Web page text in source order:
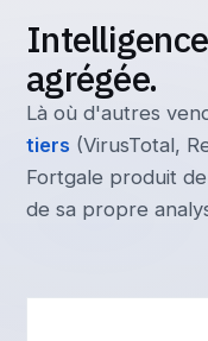
Intelligence
agrégée.
Là où d'autres
tiers (VirusTotal,
Fortgale produit
de sa propre